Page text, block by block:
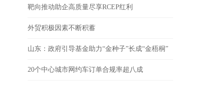
靶向推动助企高质量尽享RCEP红利
外贸积极因素不断积蓄
山东：政府引导基金助力“金种子”长成“金梧桐”
20个中心城市网约车订单合规率超八成